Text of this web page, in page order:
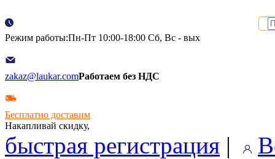
Режим работы:Пн-Пт 10:00-18:00 Сб, Вс - вых
zakaz@laukar.comРаботаем без НДС
Бесплатно доставим
Накапливай скидку,
быстрая регистрация |